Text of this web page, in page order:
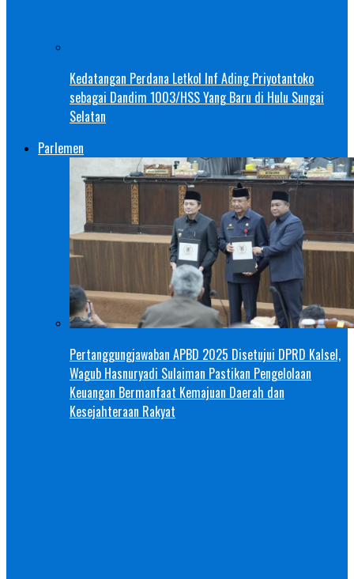
Kedatangan Perdana Letkol Inf Ading Priyotantoko
sebagai Dandim 1003/HSS Yang Baru di Hulu Sungai
Selatan
Parlemen
Pertanggungjawaban APBD 2025 Disetujui DPRD Kalsel,
Wagub Hasnuryadi Sulaiman Pastikan Pengelolaan
Keuangan Bermanfaat Kemajuan Daerah dan
Kesejahteraan Rakyat